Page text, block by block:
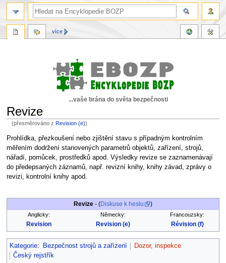
...vaše brána do světa bezpečnosti
Revize
(přesměrováno z Revision (e))
Skočit
na
navigaci
Skočit
na
vyhledávání
Prohlídka, přezkoušení nebo zjištění stavu s případným kontrolním
měřením dodržení stanovených parametrů objektů, zařízení, strojů,
nářadí, pomůcek, prostředků apod. Výsledky revize se zaznamenávají
do předepsaných záznamů, např. revizní knihy, knihy závad, zprávy o
revizi, kontrolní knihy apod.
Revize - (Diskuse k heslu )
Anglicky: Německy: Francouzsky:
Revision Revision (e) Révision (f)
Kategorie: Bezpečnost strojů a zařízení
Dozor, inspekce
Český rejstřík
více